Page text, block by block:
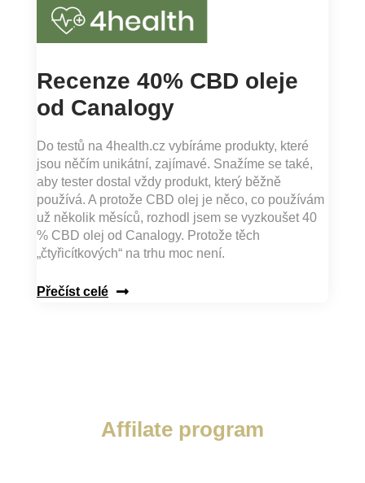
Recenze 40% CBD oleje
od Canalogy
Do testů na 4health.cz vybíráme produkty, které
jsou něčím unikátní, zajímavé. Snažíme se také,
aby tester dostal vždy produkt, který běžně
používá. A protože CBD olej je něco, co používám
už několik měsíců, rozhodl jsem se vyzkoušet 40
% CBD olej od Canalogy. Protože těch
„čtyřicítkových“ na trhu moc není.
Přečíst celé
Affilate program